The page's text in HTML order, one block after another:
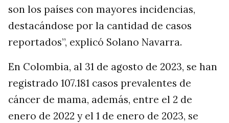
son los países con mayores incidencias,
destacándose por la cantidad de casos
reportados”, explicó Solano Navarra.
En Colombia, al 31 de agosto de 2023, se han
registrado 107.181 casos prevalentes de
cáncer de mama, además, entre el 2 de
enero de 2022 y el 1 de enero de 2023, se